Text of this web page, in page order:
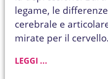
legame, le
cerebrale e
mirate per il cervello.
LEGGI ...